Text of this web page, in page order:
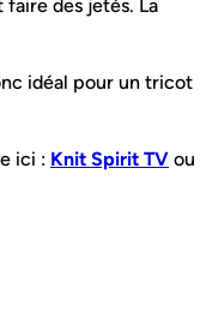
faire des jetés. La
idéal pour un tricot
ici : Knit Spirit TV ou